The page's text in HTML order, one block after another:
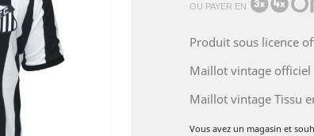
OU PAYER EN
Produit sous licence
Maillot vintage officiel
Maillot vintage Tissu
Vous avez un magasin et